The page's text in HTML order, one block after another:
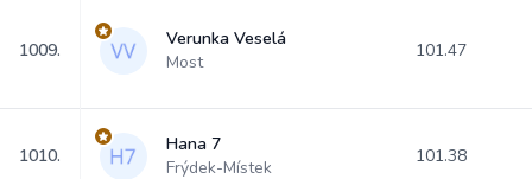
1009.
Verunka Veselá
Most
101.47
1010.
Hana 7
Frýdek-Místek
101.38